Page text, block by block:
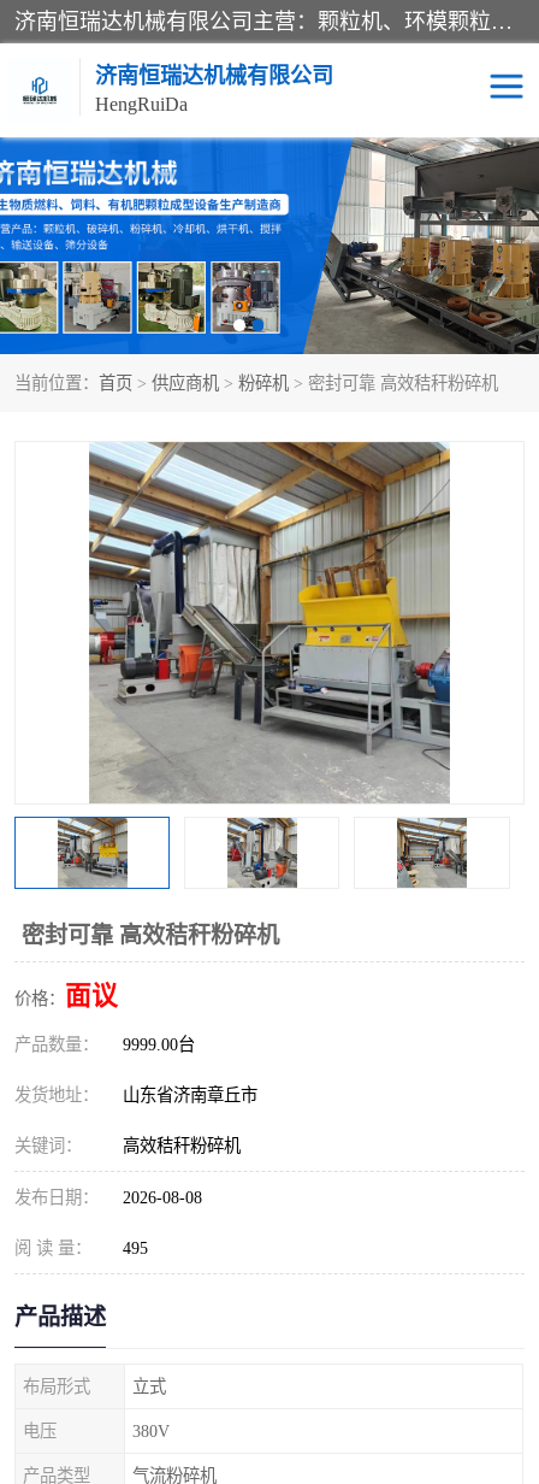
济南恒瑞达机械有限公司主营：颗粒机、环模颗粒机、平模颗粒机、粉碎机、滚筒筛分机、冷却机、颗粒燃烧机、生物质颗粒机、木屑颗粒机、秸秆颗粒机、饲料颗粒机、燃料颗粒机、木材粉碎机、秸秆粉碎机、饲料粉碎机、颗粒冷却机、锯末滚筒筛、锤片粉碎机、滚筒筛、搅拌机等产品。
济南恒瑞达机械有限公司
HengRuiDa
当前位置： 首页 > 供应商机 > 粉碎机 > 密封可靠 高效秸秆粉碎机
密封可靠 高效秸秆粉碎机
价格： 面议
产品数量： 9999.00台
发货地址： 山东省济南章丘市
关键词： 高效秸秆粉碎机
发布日期： 2026-08-08
阅 读 量： 495
产品描述
布局形式 立式
电压 380V
产品类型 气流粉碎机
颗粒机 环模颗粒机
平模颗粒机 生物质颗粒机
秸秆颗粒机 饲料颗粒机
燃料颗粒机 木屑颗粒机
粉碎机 秸秆粉碎机
木材粉碎机 锤片粉碎机
搅拌机 冷却机
颗粒冷却机 颗粒燃烧机
滚筒筛分机
锯末滚筒筛